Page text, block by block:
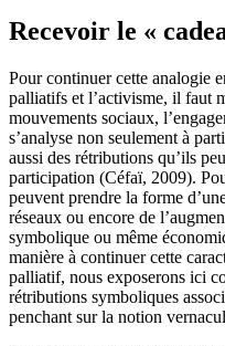
Recevoir le «
Pour continuer cette analogie
palliatifs et l’activisme, il faut
mouvements sociaux,
s’analyse non seulement à
aussi des rétributions qu’ils
participation (Céfaï, 2009).
peuvent prendre la forme
réseaux ou encore de
symbolique ou même
manière à continuer cette
palliatif, nous exposerons ici
rétributions symboliques
penchant sur la notion